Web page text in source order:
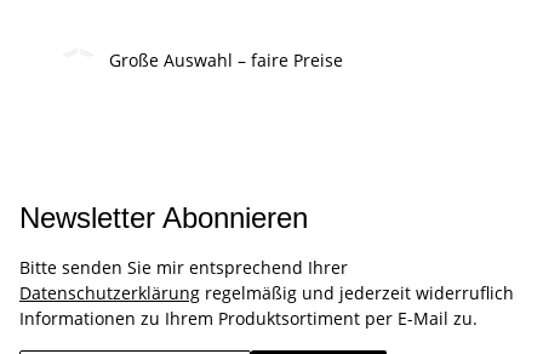
Große Auswahl – faire Preise
Newsletter Abonnieren
Bitte senden Sie mir entsprechend Ihrer
Datenschutzerklärung regelmäßig und jederzeit widerruflich
Informationen zu Ihrem Produktsortiment per E-Mail zu.